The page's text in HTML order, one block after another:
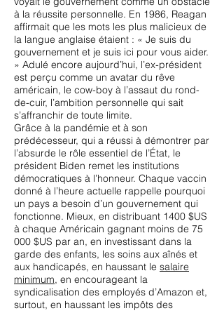
à la réussite personnelle. En 1986, Reagan
affirmait que les mots les plus malicieux de
la langue anglaise étaient : « Je suis du
gouvernement et je suis ici pour vous aider.
» Adulé encore aujourd’hui, l’ex-président
est perçu comme un avatar du rêve
américain, le cow-boy à l’assaut du rond-
de-cuir, l’ambition personnelle qui sait
s’affranchir de toute limite.
Grâce à la pandémie et à son
prédécesseur, qui a réussi à démontrer par
l’absurde le rôle essentiel de l’État, le
président Biden remet les institutions
démocratiques à l’honneur. Chaque vaccin
donné à l’heure actuelle rappelle pourquoi
un pays a besoin d’un gouvernement qui
fonctionne. Mieux, en distribuant 1400 $US
à chaque Américain gagnant moins de 75
000 $US par an, en investissant dans la
garde des enfants, les soins aux aînés et
aux handicapés, en haussant le salaire
minimum, en encourageant la
syndicalisation des employés d’Amazon et,
surtout, en haussant les impôts des